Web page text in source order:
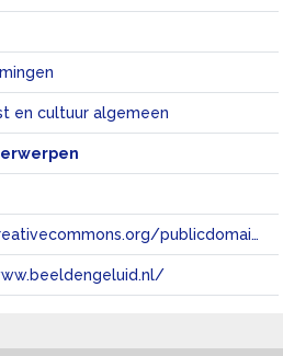
en cultuur algemeen
https://creativecommons.org/publicdomain/zero/1.0/